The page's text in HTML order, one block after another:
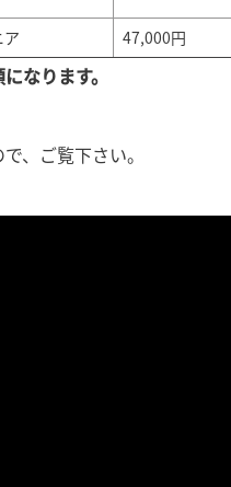
47,000円
なります。
、ご覧下さい。